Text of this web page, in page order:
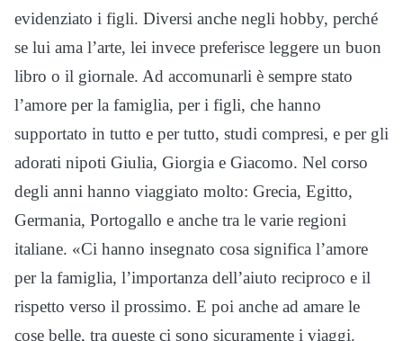
evidenziato i figli. Diversi anche negli hobby, perché
se lui ama l’arte, lei invece preferisce leggere un buon
libro o il giornale. Ad accomunarli è sempre stato
l’amore per la famiglia, per i figli, che hanno
supportato in tutto e per tutto, studi compresi, e per gli
adorati nipoti Giulia, Giorgia e Giacomo. Nel corso
degli anni hanno viaggiato molto: Grecia, Egitto,
Germania, Portogallo e anche tra le varie regioni
italiane. «Ci hanno insegnato cosa significa l’amore
per la famiglia, l’importanza dell’aiuto reciproco e il
rispetto verso il prossimo. E poi anche ad amare le
cose belle, tra queste ci sono sicuramente i viaggi.